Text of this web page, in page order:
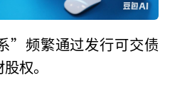
”频繁通过发行可交债
权。